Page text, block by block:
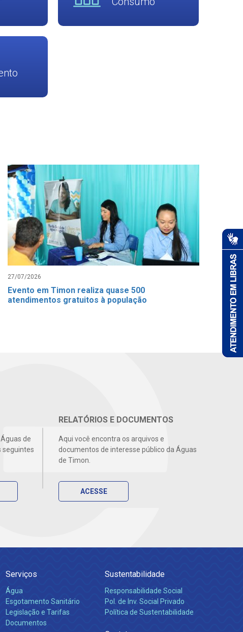
27/07/2026
Evento em Timon realiza quase 500
atendimentos gratuitos à população
de
seguintes
RELATÓRIOS E DOCUMENTOS
Aqui você encontra os arquivos e
documentos de interesse público da Águas
de Timon.
ACESSE
Serviços
Água
Esgotamento Sanitário
Legislação e Tarifas
Documentos
Sustentabilidade
Responsabilidade Social
Pol. de Inv. Social Privado
Política de Sustentabilidade